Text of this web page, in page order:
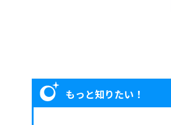
もっと知りたい！